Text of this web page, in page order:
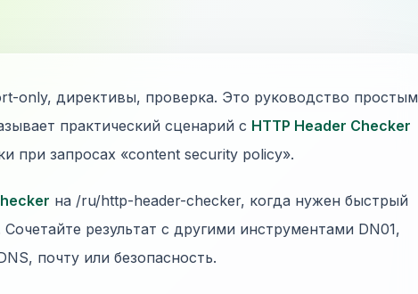
only, директивы, проверка. Это руководство простым
практический сценарий с HTTP Header Checker
при запросах «content security policy».
на /ru/http-header-checker, когда нужен быстрый
результат с другими инструментами DN01,
почту или безопасность.